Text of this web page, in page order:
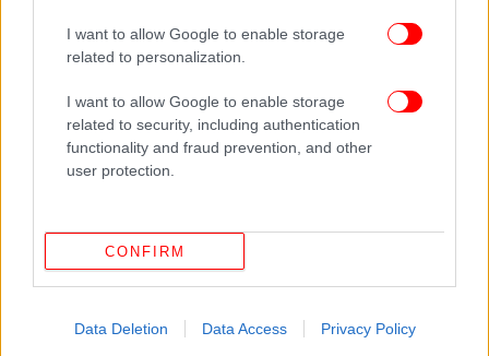
I want to allow Google to enable storage
related to personalization.
I want to allow Google to enable storage
related to security, including authentication
functionality and fraud prevention, and other
user protection.
CONFIRM
Data Deletion Data Access Privacy Policy